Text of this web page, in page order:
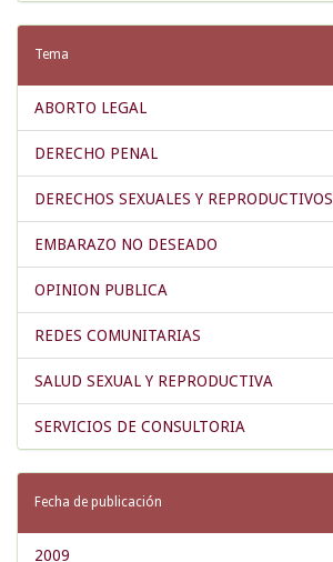
Tema
ABORTO LEGAL
DERECHO PENAL
DERECHOS SEXUALES Y REPRODUCTIVOS
EMBARAZO NO DESEADO
OPINION PUBLICA
REDES COMUNITARIAS
SALUD SEXUAL Y REPRODUCTIVA
SERVICIOS DE CONSULTORIA
Fecha de publicación
2009